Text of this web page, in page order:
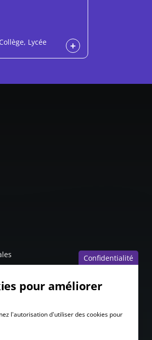
Collège, Lycée
Confidentialité
pour améliorer
l'autorisation d'utiliser des cookies pour